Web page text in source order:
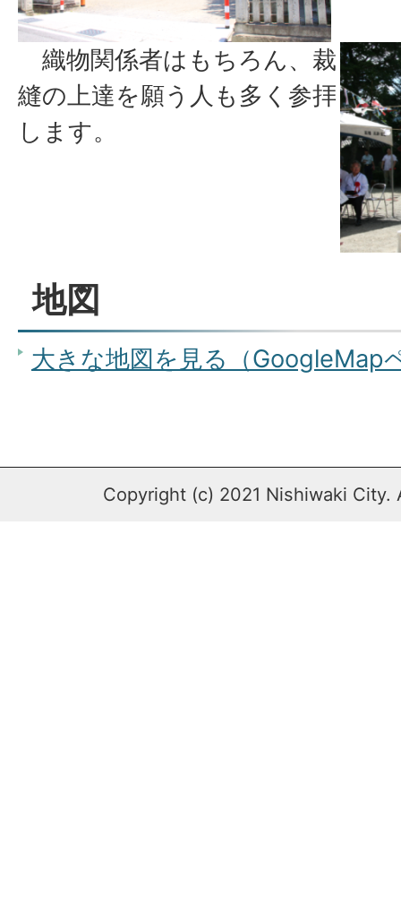
織物関係者はもちろん、裁
縫の上達を願う人も多く参拝
します。
地図
大きな地図を見る（GoogleMap
Copyright (c) 2021 Nishiwaki City.